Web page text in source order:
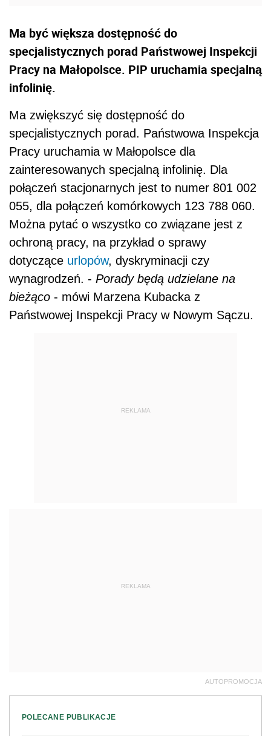
Ma być większa dostępność do
specjalistycznych porad Państwowej Inspekcji
Pracy na Małopolsce. PIP uruchamia specjalną
infolinię.
Ma zwiększyć się dostępność do
specjalistycznych porad. Państwowa Inspekcja
Pracy uruchamia w Małopolsce dla
zainteresowanych specjalną infolinię. Dla
połączeń stacjonarnych jest to numer 801 002
055, dla połączeń komórkowych 123 788 060.
Można pytać o wszystko co związane jest z
ochroną pracy, na przykład o sprawy
dotyczące urlopów, dyskryminacji czy
wynagrodzeń. - Porady będą udzielane na
bieżąco - mówi Marzena Kubacka z
Państwowej Inspekcji Pracy w Nowym Sączu.
REKLAMA
REKLAMA
AUTOPROMOCJA
POLECANE PUBLIKACJE